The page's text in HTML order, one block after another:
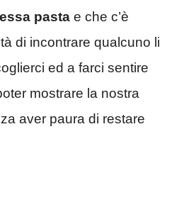
pasta e che c’è
di incontrare qualcuno li
ed a farci sentire
mostrare la nostra
aver paura di restare